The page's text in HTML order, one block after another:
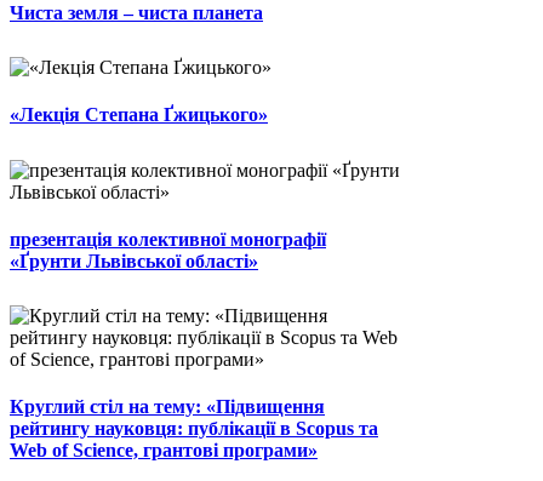
Чиста земля – чиста планета
«Лекція Степана Ґжицького»
презентація колективної монографії
«Ґрунти Львівської області»
Круглий стіл на тему: «Підвищення
рейтингу науковця: публікації в Scopus та
Web of Science, грантові програми»